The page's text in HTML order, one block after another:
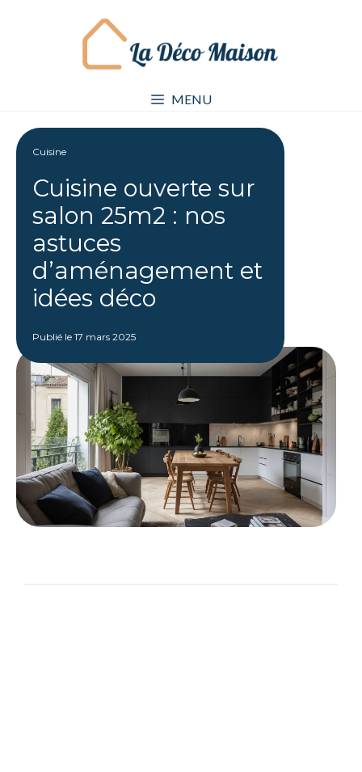
MENU
Cuisine
Cuisine ouverte sur
salon 25m2 : nos
astuces
d’aménagement et
idées déco
Publié le 17 mars 2025